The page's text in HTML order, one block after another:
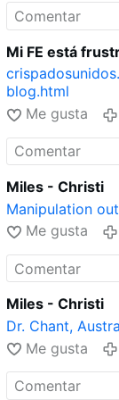
en hospitales
VII.- 23.THEY
Desselle has
Efectos
CRIMINAL - Ya
secundario
"vacuna" covid
vacunarse,
profesionales
criminal covid y
gritarlo a los
VACUNAS -
Dr. Scott
Vacuna Covid:
luminosa -
covid
mujeres
t.me/
1984" CRIMINAL
43.La Dra.
44."Cronología
Mi FE está
blog.html
Me gusta
Miles - Christi
Manipulation
Me gusta
Miles - Christi
Dr. Chant,
Me gusta